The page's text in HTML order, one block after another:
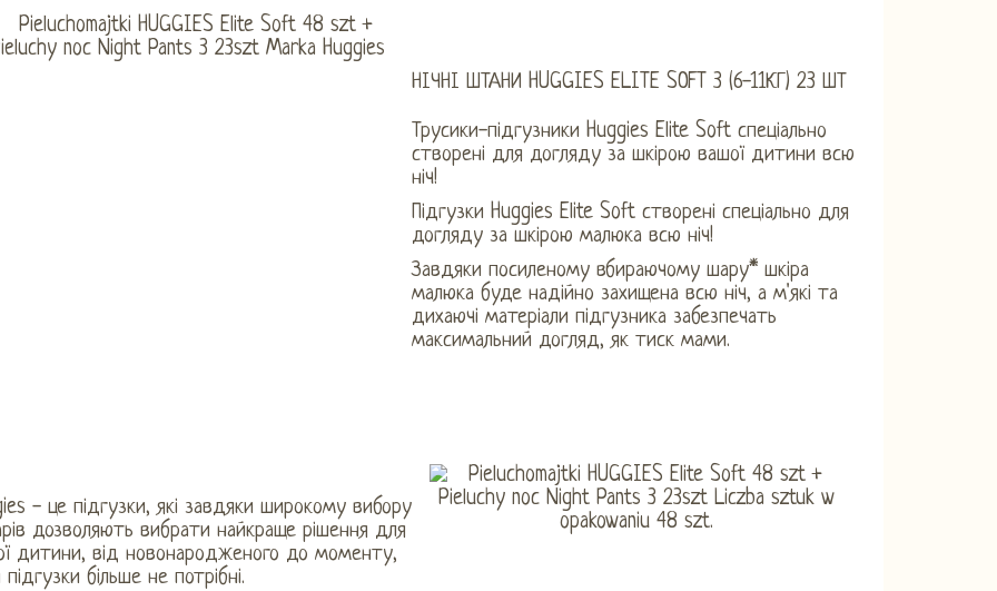
НІЧНІ ШТАНИ HUGGIES ELITE SOFT 3 (6-11КГ) 23 ШТ
Трусики-підгузники Huggies Elite Soft спеціально
створені для догляду за шкірою вашої дитини всю
ніч!
Підгузки Huggies Elite Soft створені спеціально для
догляду за шкірою малюка всю ніч!
Завдяки посиленому вбираючому шару* шкіра
малюка буде надійно захищена всю ніч, а м'які та
дихаючі матеріали підгузника забезпечать
максимальний догляд, як тиск мами.
- це підгузки, які завдяки широкому вибору
дозволяють вибрати найкраще рішення для
дитини, від новонародженого до моменту,
більше не потрібні.